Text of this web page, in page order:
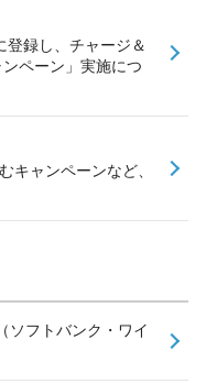
登録し、チャージ＆
ペーン」実施につ
キャンペーンなど、
ソフトバンク・ワイ